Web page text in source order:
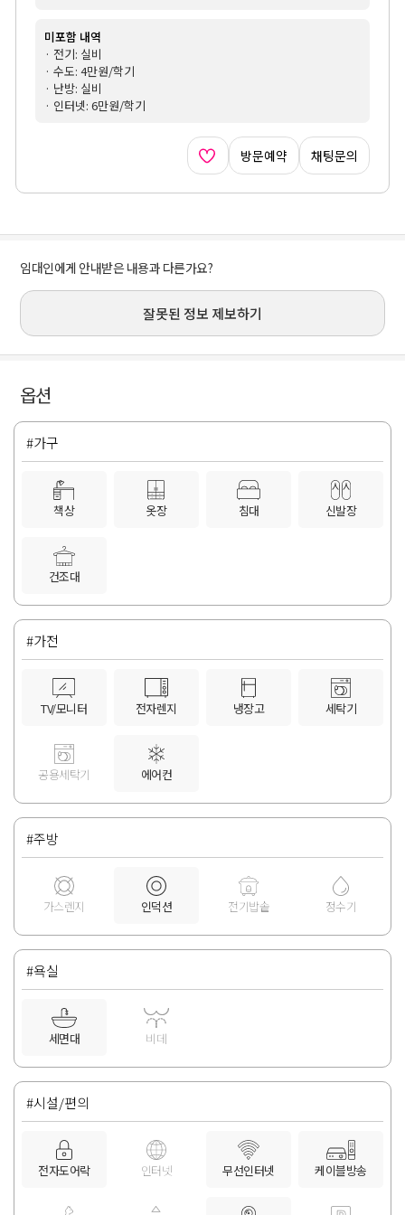
미포함 내역
· 전기: 실비
· 수도: 4만원/학기
· 난방: 실비
· 인터넷: 6만원/학기
방문예약 채팅문의
임대인에게 안내받은 내용과 다른가요?
잘못된 정보 제보하기
옵션
#가구
책상 옷장 침대 신발장
건조대
#가전
TV/모니터 전자렌지 냉장고 세탁기
공용세탁기 에어컨
#주방
가스렌지 인덕션 전기밥솥 정수기
#욕실
세면대 비데
#시설/편의
전자도어락 인터넷 무선인터넷 케이블방송